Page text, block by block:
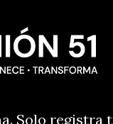
Solo registra